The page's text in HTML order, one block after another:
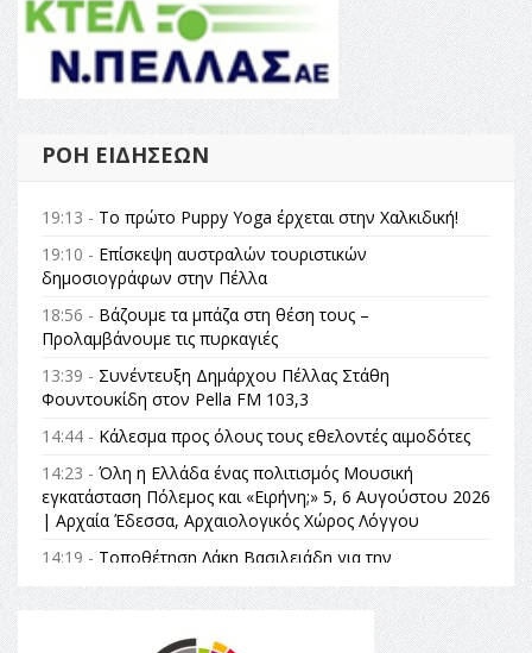
ΡΟΉ ΕΙΔΉΣΕΩΝ
19:13 - Το πρώτο Puppy Yoga έρχεται στην Χαλκιδική!
19:10 - Επίσκεψη αυστραλών τουριστικών
δημοσιογράφων στην Πέλλα
18:56 - Βάζουμε τα μπάζα στη θέση τους –
Προλαμβάνουμε τις πυρκαγιές
13:39 - Συνέντευξη Δημάρχου Πέλλας Στάθη
Φουντουκίδη στον Pella FM 103,3
14:44 - Κάλεσμα προς όλους τους εθελοντές αιμοδότες
14:23 - Όλη η Ελλάδα ένας πολιτισμός Μουσική
εγκατάσταση Πόλεμος και «Ειρήνη;» 5, 6 Αυγούστου 2026
| Αρχαία Έδεσσα, Αρχαιολογικός Χώρος Λόγγου
14:19 - Τοποθέτηση Λάκη Βασιλειάδη για την
Αναθεώρηση του Συντάγματος: «Σε τέτοιες κορυφαίες
θεσμικές διαδικασίες υπάρχει μόνο η ευθύνη απέναντι